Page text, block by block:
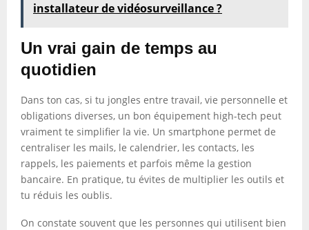
installateur de vidéosurveillance ?
Un vrai gain de temps au
quotidien
Dans ton cas, si tu jongles entre travail, vie personnelle et
obligations diverses, un bon équipement high-tech peut
vraiment te simplifier la vie. Un smartphone permet de
centraliser les mails, le calendrier, les contacts, les
rappels, les paiements et parfois même la gestion
bancaire. En pratique, tu évites de multiplier les outils et
tu réduis les oublis.
On constate souvent que les personnes qui utilisent bien